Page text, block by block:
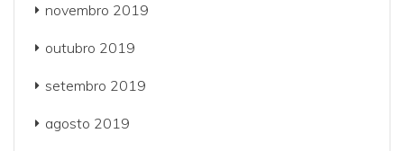
novembro 2019
outubro 2019
setembro 2019
agosto 2019